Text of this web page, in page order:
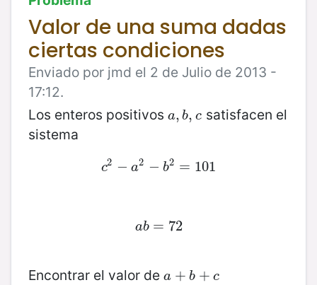
Valor de una suma dadas
ciertas condiciones
Enviado por jmd el 2 de Julio de 2013 -
17:12.
Los enteros positivos a, b, c
a,b,c satisfacen el
sistema
c2 − a2 − b2 = 101
c 2−a2− b2 =101
ab = 72
ab=72
Encontrar el valor de a + b + c
a +b + c